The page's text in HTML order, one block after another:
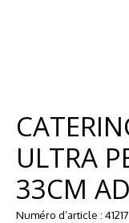
ULTRA
33CM
Numéro d’article : 41217